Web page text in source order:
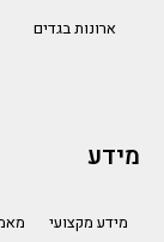
ארונות בגדים
מידע
מידע מקצועי